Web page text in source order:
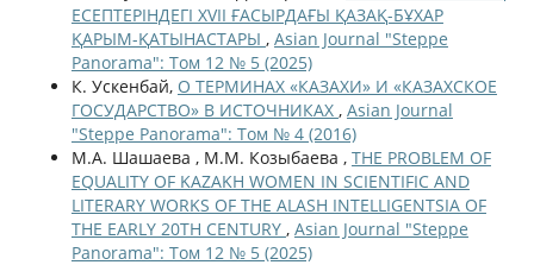
ЕСЕПТЕРІНДЕГІ XVII ҒАСЫРДАҒЫ ҚАЗАҚ-БҰХАР
ҚАРЫМ-ҚАТЫНАСТАРЫ , Asian Journal "Steppe
Panorama": Том 12 № 5 (2025)
К. Ускенбай, О ТЕРМИНАХ «КАЗАХИ» И «КАЗАХСКОЕ
ГОСУДАРСТВО» В ИСТОЧНИКАХ , Asian Journal
"Steppe Panorama": Том № 4 (2016)
М.А. Шашаева , М.М. Козыбаева , THE PROBLEM OF
EQUALITY OF KAZAKH WOMEN IN SCIENTIFIC AND
LITERARY WORKS OF THE ALASH INTELLIGENTSIA OF
THE EARLY 20TH CENTURY , Asian Journal "Steppe
Panorama": Том 12 № 5 (2025)